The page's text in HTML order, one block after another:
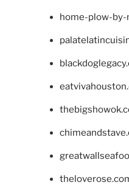
home-plow-by-